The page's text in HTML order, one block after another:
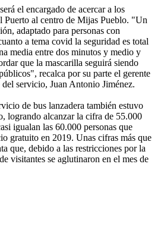
el encargado de acercar a los
Puerto al centro de Mijas Pueblo. "Un
adaptado para personas con
a tema covid la seguridad es total
media entre dos minutos y medio y
que la mascarilla seguirá siendo
recalca por su parte el gerente
del servicio, Juan Antonio Jiménez.
de bus lanzadera también estuvo
logrando alcanzar la cifra de 55.000
igualan las 60.000 personas que
gratuito en 2019. Unas cifras más que
que, debido a las restricciones por la
visitantes se aglutinaron en el mes de